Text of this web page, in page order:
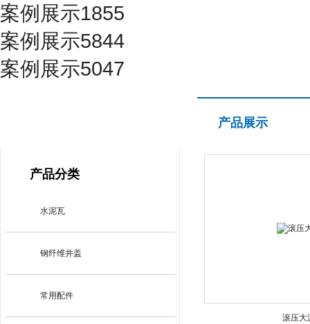
案例展示1855
案例展示5844
案例展示5047
产品分类
水泥瓦
钢纤维井盖
常用配件
产品展示
滚压大